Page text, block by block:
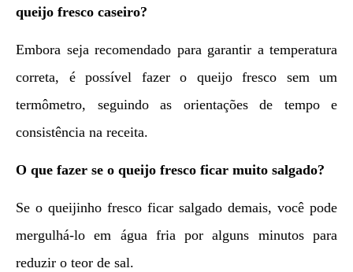
queijo fresco caseiro?
Embora seja recomendado para garantir a temperatura
correta, é possível fazer o queijo fresco sem um
termômetro, seguindo as orientações de tempo e
consistência na receita.
O que fazer se o queijo fresco ficar muito salgado?
Se o queijinho fresco ficar salgado demais, você pode
mergulhá-lo em água fria por alguns minutos para
reduzir o teor de sal.